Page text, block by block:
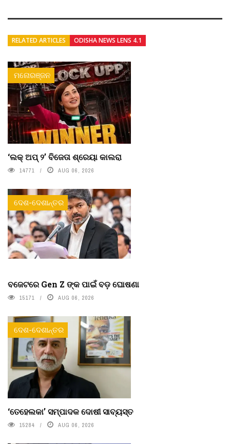
RELATED ARTICLES ODISHA NEWS LENS 4.1
ମନୋରଞ୍ଜନ
‘ଲକ୍ ଅପ୍ ୨’ ବିଜେତା ଶ୍ରେୟା କାଲରା
14771 AUG 06, 2026
ଦେଶ-ଦେଶାନ୍ତର
ବଜେଟରେ Gen Z ଙ୍କ ପାଇଁ ବଡ଼ ଘୋଷଣା
15171 AUG 06, 2026
ଦେଶ-ଦେଶାନ୍ତର
‘ତେହେଲକା’ ସମ୍ପାଦକ ଦୋଷୀ ସାବ୍ୟସ୍ତ
15284 AUG 06, 2026